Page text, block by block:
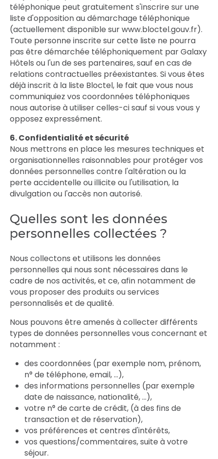
téléphonique peut gratuitement s'inscrire sur une
liste d'opposition au démarchage téléphonique
(actuellement disponible sur www.bloctel.gouv.fr).
Toute personne inscrite sur cette liste ne pourra
pas être démarchée téléphoniquement par Galaxy
Hôtels ou l'un de ses partenaires, sauf en cas de
relations contractuelles préexistantes. Si vous êtes
déjà inscrit à la liste Bloctel, le fait que vous nous
communiquiez vos coordonnées téléphoniques
nous autorise à utiliser celles-ci sauf si vous vous y
opposez expressément.
6. Confidentialité et sécurité
Nous mettrons en place les mesures techniques et
organisationnelles raisonnables pour protéger vos
données personnelles contre l'altération ou la
perte accidentelle ou illicite ou l'utilisation, la
divulgation ou l'accès non autorisé.
Quelles sont les données
personnelles collectées ?
Nous collectons et utilisons les données
personnelles qui nous sont nécessaires dans le
cadre de nos activités, et ce, afin notamment de
vous proposer des produits ou services
personnalisés et de qualité.
Nous pouvons être amenés à collecter différents
types de données personnelles vous concernant et
notamment :
des coordonnées (par exemple nom, prénom,
n° de téléphone, email, …),
des informations personnelles (par exemple
date de naissance, nationalité, …),
votre n° de carte de crédit, (à des fins de
transaction et de réservation),
vos préférences et centres d'intérêts,
vos questions/commentaires, suite à votre
séjour.